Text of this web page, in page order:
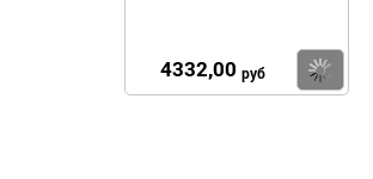
4332,00 руб